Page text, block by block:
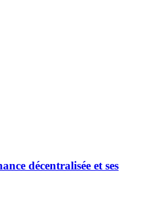
décentralisée et ses